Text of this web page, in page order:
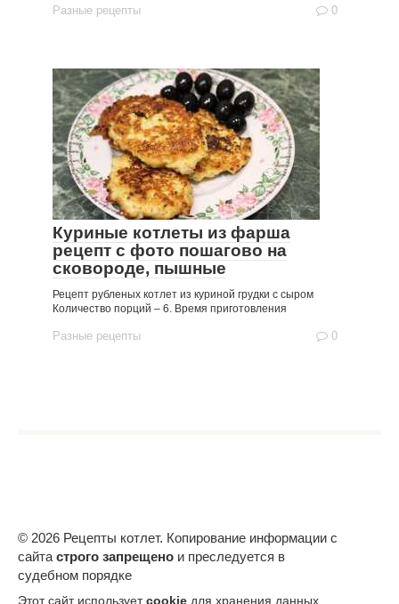
Разные рецепты 0
Куриные котлеты из фарша
рецепт с фото пошагово на
сковороде, пышные
Рецепт рубленых котлет из куриной грудки с сыром
Количество порций – 6. Время приготовления
Разные рецепты 0
© 2026 Рецепты котлет. Копирование информации с
сайта строго запрещено и преследуется в
судебном порядке
Этот сайт использует cookie для хранения данных.